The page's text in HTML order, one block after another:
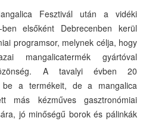
Fesztivál után a vidéki
elsőként Debrecenben kerül
programsor, melynek célja, hogy
mangalicatermék gyártóval
A tavalyi évben 20
be a termékeit, de a mangalica
más kézműves gasztronómiai
jó minőségű borok és pálinkák